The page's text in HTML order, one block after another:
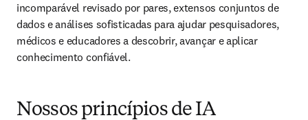
incomparável revisado por pares, extensos conjuntos de
dados e análises sofisticadas para ajudar pesquisadores,
médicos e educadores a descobrir, avançar e aplicar
conhecimento confiável.
Nossos princípios de IA